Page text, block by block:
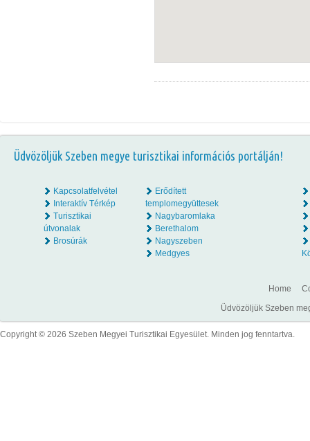
Üdvözöljük Szeben megye turisztikai információs portálján!
Kapcsolatfelvétel
Interaktív Térkép
Turisztikai
útvonalak
Brosúrák
Erődített
templomegyüttesek
Nagybaromlaka
Berethalom
Nagyszeben
Medgyes
Home
Üdvözöljük Szeben
Copyright © 2026 Szeben Megyei Turisztikai Egyesület. Minden jog fenntartva.